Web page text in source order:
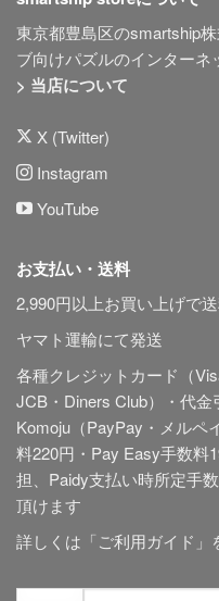
東京都豊島区のsmartship
ブ向けパズルのインターネ
> 当店について
X (Twitter)
Instagram
YouTube
お支払い・送料
2,990円以上お買い上げで
ヤマト運輸にて発送
各種クレジットカード（
JCB・Diners Club）・代金
Komoju（PayPay・メルペ
料220円・Pay Easy手数料
担、Paidy支払い時所定手
頂けます
詳しくは「ご利用ガイド